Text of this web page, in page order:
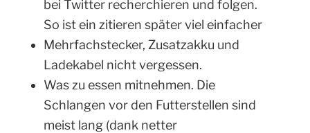
bei Twitter recherchieren und folgen.
So ist ein zitieren später viel einfacher
Mehrfachstecker, Zusatzakku und
Ladekabel nicht vergessen.
Was zu essen mitnehmen. Die
Schlangen vor den Futterstellen sind
meist lang (dank netter